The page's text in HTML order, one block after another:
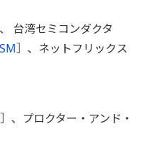
台湾セミコンダクタ
］、ネットフリックス
］、プロクター・アンド・